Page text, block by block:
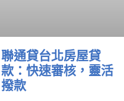
聯通貸台北房屋貸
款：快速審核，靈活
撥款